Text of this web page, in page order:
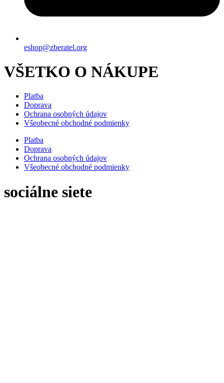
eshop@zberatel.org
VŠETKO O NÁKUPE
Platba
Doprava
Ochrana osobných údajov
Všeobecné obchodné podmienky
Platba
Doprava
Ochrana osobných údajov
Všeobecné obchodné podmienky
sociálne siete